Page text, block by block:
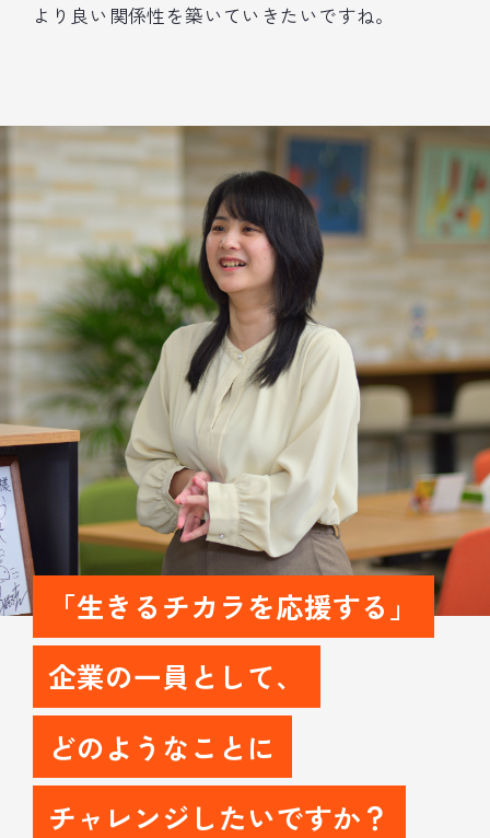
より良い関係性を築いていきたいですね。
「生きるチカラを応援する」
企業の一員として、
どのようなことに
チャレンジしたいですか？